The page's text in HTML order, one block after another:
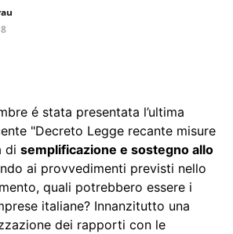
é stata presentata l’ultima
"Decreto Legge recante misure
di semplificazione e sostegno allo
ai provvedimenti previsti nello
quali potrebbero essere i
italiane? Innanzitutto una
dei rapporti con le